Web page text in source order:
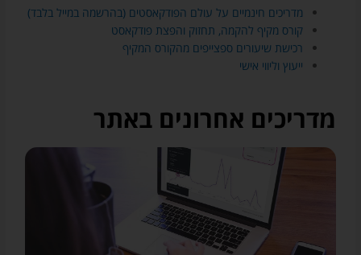
מדריכים חינמיים על עולם הפודקאסטים (בהרשמה במייל בלבד)
קורס מקיף להקמה, תחזוק והפצת פודקאסט
רכישת שיעורים ספצייפים מהקורס המקיף
ייעוץ וליווי אישי
מדריכים אחרונים באתר